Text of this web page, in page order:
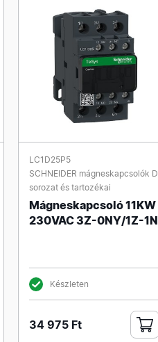
LC1D25P5
SCHNEIDER mágneskapcsolók D
sorozat és tartozékai
Mágneskapcsoló 11KW
230VAC 3Z-0NY/1Z-1N
Készleten
34 975 Ft